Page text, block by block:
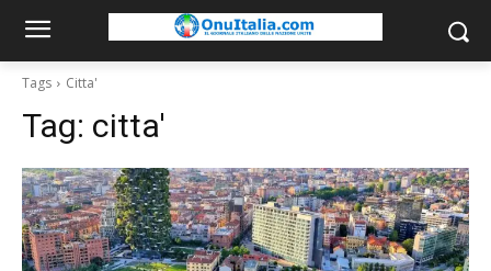
Tags Citta'
Tag: citta'